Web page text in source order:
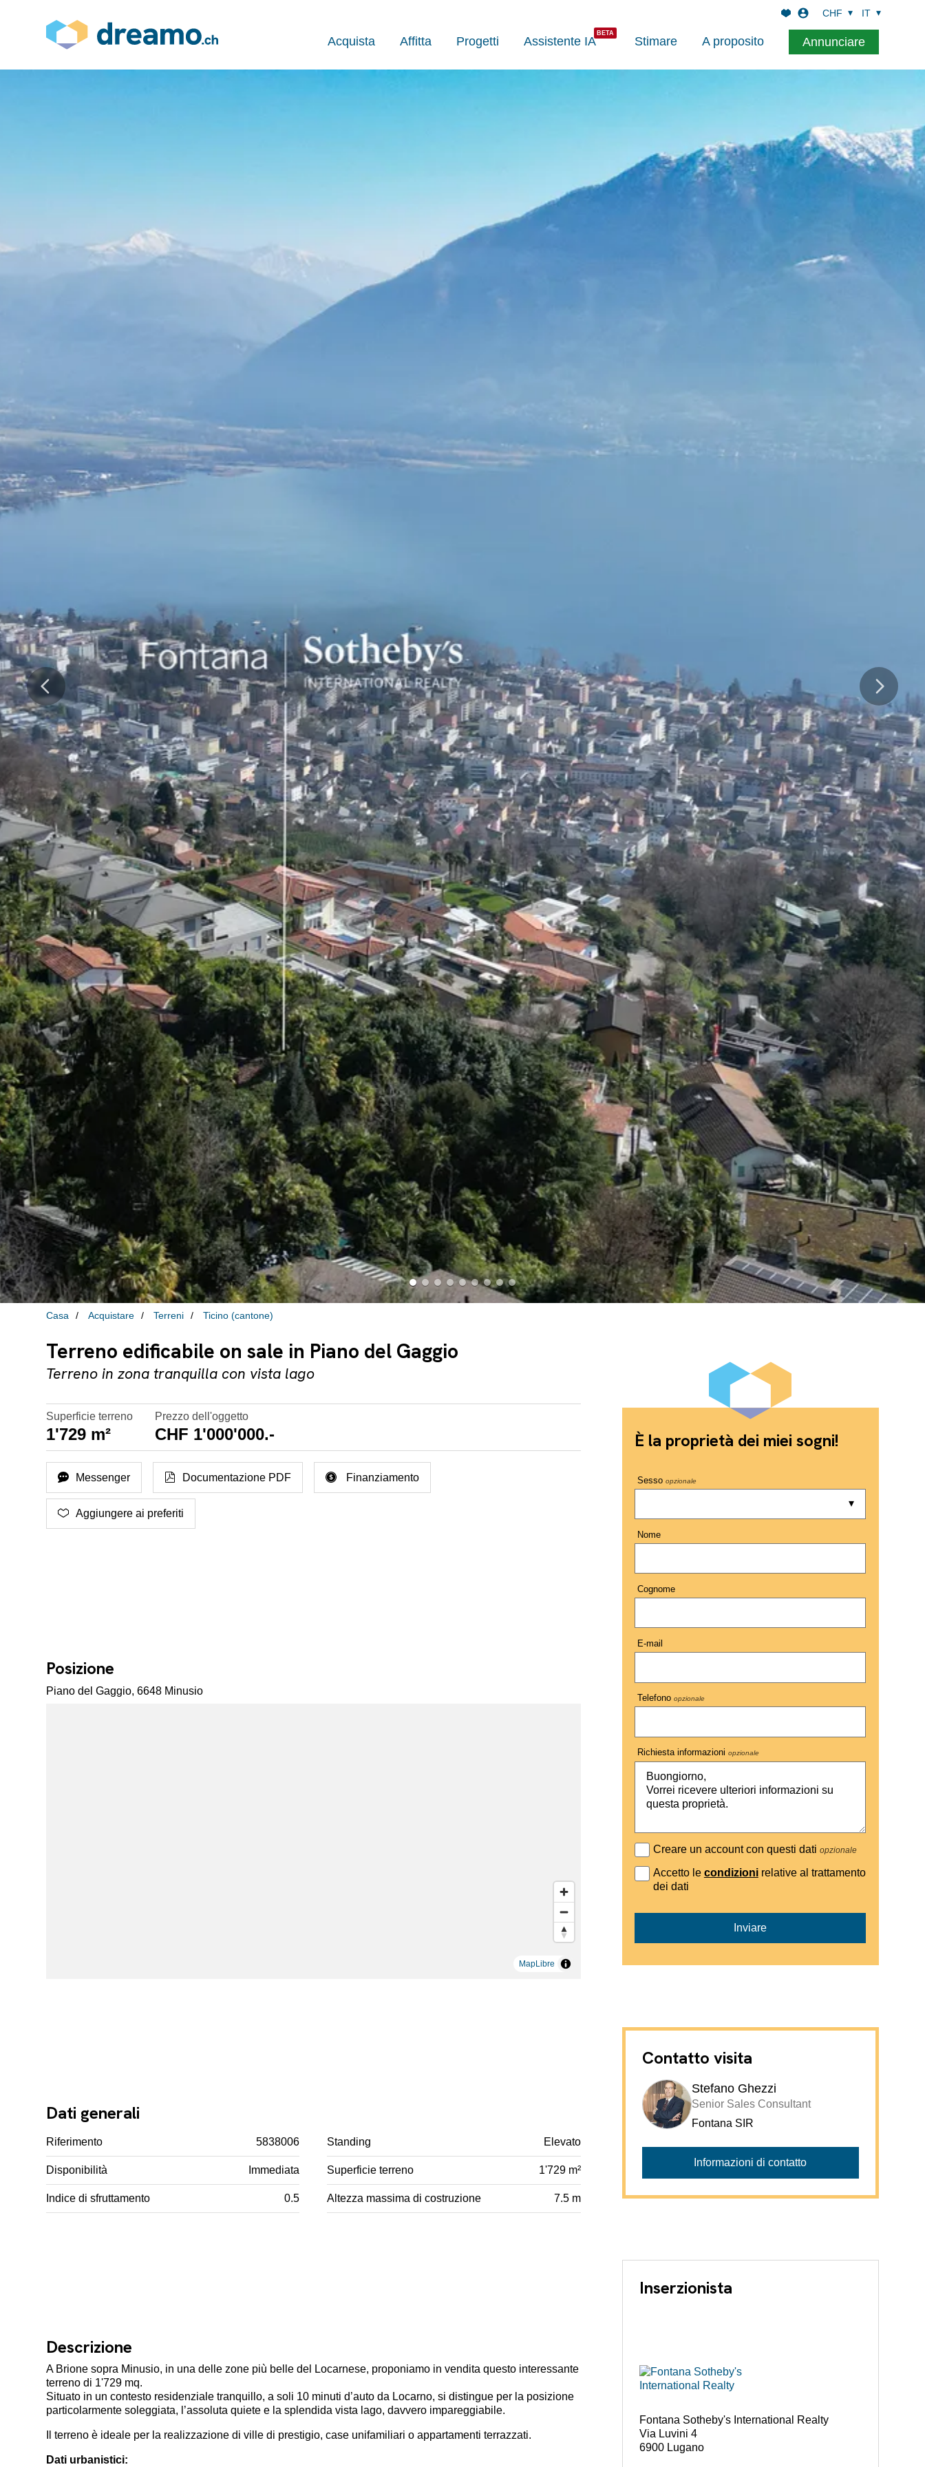
Acquista Affitta Progetti Assistente IA Stimare A proposito Annunciare
CHF IT
Casa Acquistare Terreni Ticino (cantone)
Terreno edificabile on sale in Piano del Gaggio
Terreno in zona tranquilla con vista lago
Superficie terreno
1'729 m²
Prezzo dell'oggetto
CHF 1'000'000.-
Messenger Documentazione PDF Finanziamento
Aggiungere ai preferiti
Posizione
Piano del Gaggio, 6648 Minusio
MapLibre
Dati generali
Riferimento 5838006
Disponibilità Immediata
Indice di sfruttamento 0.5
Standing Elevato
Superficie terreno 1'729 m²
Altezza massima di costruzione 7.5 m
Descrizione
A Brione sopra Minusio, in una delle zone più belle del Locarnese, proponiamo in vendita questo interessante
terreno di 1'729 mq.
Situato in un contesto residenziale tranquillo, a soli 10 minuti d’auto da Locarno, si distingue per la posizione
particolarmente soleggiata, l’assoluta quiete e la splendida vista lago, davvero impareggiabile.
Il terreno è ideale per la realizzazione di ville di prestigio, case unifamiliari o appartamenti terrazzati.
Dati urbanistici:
È la proprietà dei miei sogni!
Sessoopzionale
Nome
Cognome
E-mail
Telefonoopzionale
Richiesta informazioniopzionale
Creare un account con questi dati opzionale
Accetto le condizionirelative al trattamento
dei dati
Inviare
Contatto visita
Stefano Ghezzi
Senior Sales Consultant
Fontana SIR
Informazioni di contatto
Inserzionista
Fontana Sotheby's International Realty
Via Luvini 4
6900 Lugano